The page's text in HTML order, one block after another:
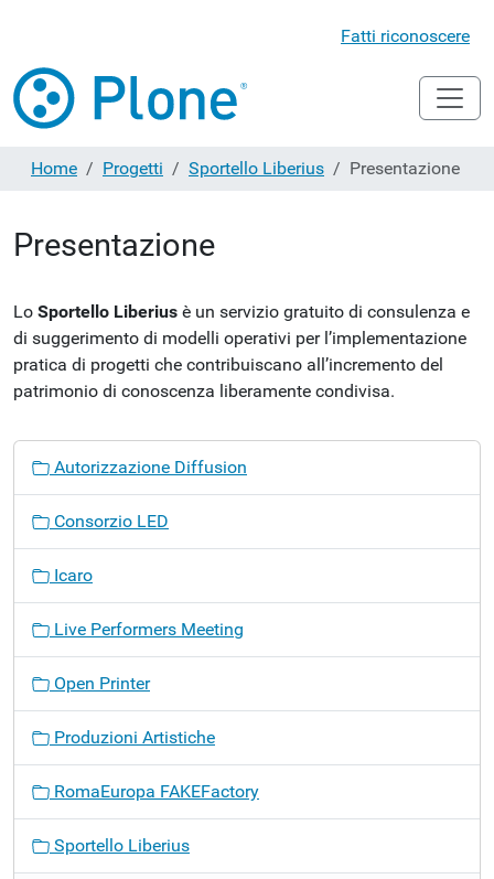
Fatti riconoscere
Home Progetti Sportello Liberius Presentazione
Presentazione
Lo Sportello Liberius è un servizio gratuito di consulenza e
di suggerimento di modelli operativi per l’implementazione
pratica di progetti che contribuiscano all’incremento del
patrimonio di conoscenza liberamente condivisa.
o
e
Autorizzazione Diffusion
Consorzio LED
Icaro
Live Performers Meeting
Open Printer
Produzioni Artistiche
RomaEuropa FAKEFactory
Sportello Liberius